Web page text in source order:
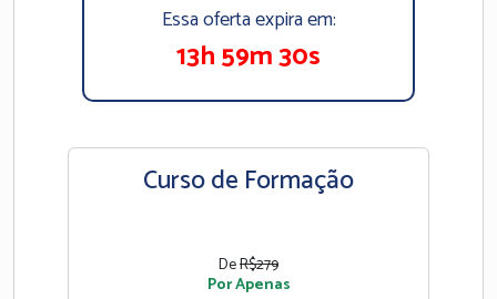
Essa oferta expira em:
13h 59m 30s
Curso de Formação
DeR$279
Por Apenas